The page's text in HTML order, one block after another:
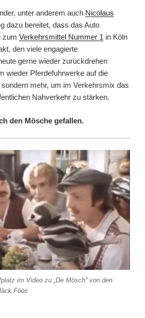
unter anderem auch Nicolaus
dazu bereitet, dass das Auto
zum Verkehrsmittel Nummer 1 in Köln
den viele engagierte
gerne wieder zurückdrehen
wieder Pferdefuhrwerke auf die
mehr, um im Verkehrsmix das
Nahverkehr zu stärken.
den Mösche gefallen.
im Video zu „De Mösch“ von den
Föös